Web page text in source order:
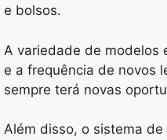
e bolsos.
A variedade de modelos
e a frequência de novos
sempre terá novas
Além disso, o sistema